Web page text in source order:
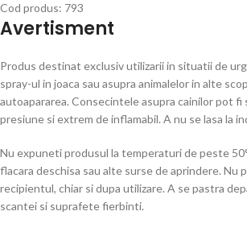
Cod produs: 793
Avertisment
Produs destinat exclusiv utilizarii in situatii de
spray-ul in joaca sau asupra animalelor in alte
autoapararea. Consecintele asupra cainilor pot fi
presiune si extrem de inflamabil. A nu se lasa la
Nu expuneti produsul la temperaturi de peste
flacara deschisa sau alte surse de aprindere. Nu
recipientul, chiar si dupa utilizare. A se pastra
scantei si suprafete fierbinti.